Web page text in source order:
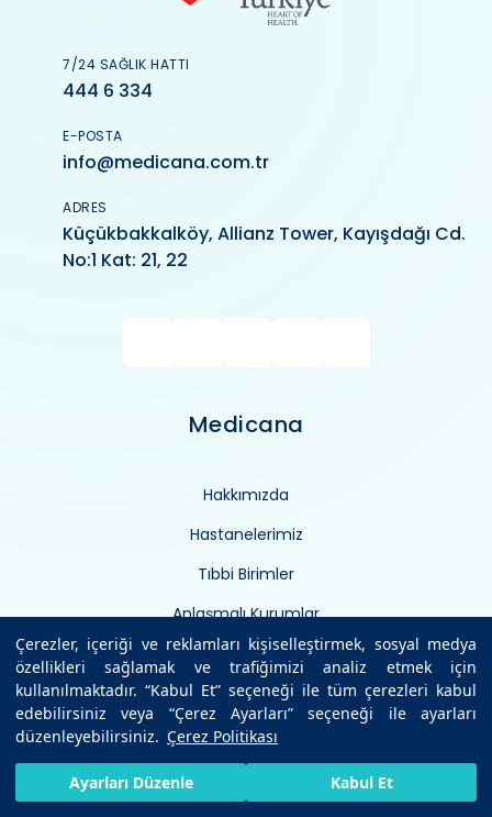
Çerezler, içeriği ve reklamları kişiselleştirmek, sosyal medya
özellikleri sağlamak ve trafiğimizi analiz etmek için
kullanılmaktadır. “Kabul Et” seçeneği ile tüm çerezleri kabul
edebilirsiniz veya “Çerez Ayarları” seçeneği ile ayarları
düzenleyebilirsiniz. Çerez Politikası
Ayarları Düzenle Kabul Et
7/24 SAĞLIK HATTI
444 6 334
E-POSTA
info@medicana.com.tr
ADRES
Küçükbakkalköy, Allianz Tower, Kayışdağı Cd.
No:1 Kat: 21, 22
Medicana
Hakkımızda
Hastanelerimiz
Tıbbi Birimler
Anlaşmalı Kurumlar
Hekimlerimiz
Sağlık Ansiklopedisi
Sağlıklı Bilgiler
Medikal Teknolojiler
HIZLI RANDEVU AL BIZE ULAŞIN